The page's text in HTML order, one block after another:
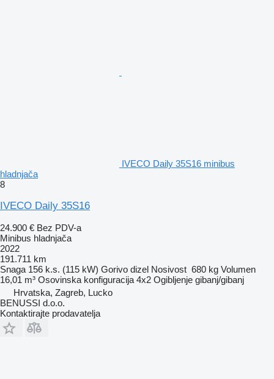
IVECO Daily 35S16 minibus
hladnjača
8
IVECO Daily 35S16
24.900 € Bez PDV-a
Minibus hladnjača
2022
191.711 km
Snaga 156 k.s. (115 kW) Gorivo dizel Nosivost 680 kg Volumen
16,01 m³ Osovinska konfiguracija 4x2 Ogibljenje gibanj/gibanj
Hrvatska, Zagreb, Lucko
BENUSSI d.o.o.
Kontaktirajte prodavatelja